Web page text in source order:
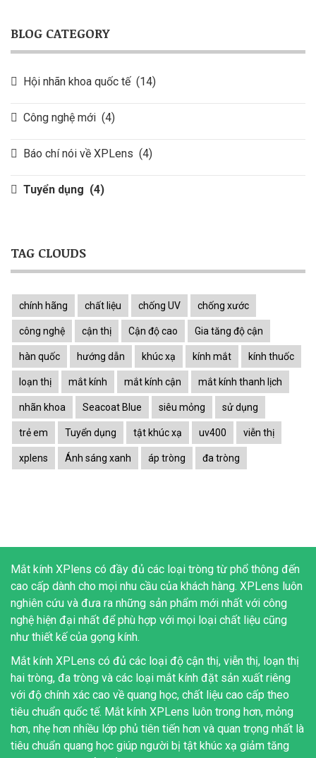
BLOG CATEGORY
Hội nhãn khoa quốc tế (14)
Công nghệ mới (4)
Báo chí nói về XPLens (4)
Tuyển dụng (4)
TAG CLOUDS
chính hãng chất liệu chống UV chống xước
công nghệ cận thị Cận độ cao Gia tăng độ cận
hàn quốc hướng dẫn khúc xạ kính mắt kính thuốc
loạn thị mắt kính mắt kính cận mắt kính thanh lịch
nhãn khoa Seacoat Blue siêu mỏng sử dụng
trẻ em Tuyển dụng tật khúc xạ uv400 viễn thị
xplens Ánh sáng xanh áp tròng đa tròng
Mắt kính XPlens có đầy đủ các loại tròng từ phổ thông đến
cao cấp dành cho mọi nhu cầu của khách hàng. XPLens luôn
nghiên cứu và đưa ra những sản phẩm mới nhất với công
nghệ hiện đại nhất để phù hợp với mọi loại chất liệu cũng
như thiết kế của gọng kính.
Mắt kính XPLens có đủ các loại độ cận thị, viễn thị, loạn thị
hai tròng, đa tròng và các loại mắt kính đặt sản xuất riêng
với độ chính xác cao về quang học, chất liệu cao cấp theo
tiêu chuẩn quốc tế. Mắt kính XPLens luôn trong hơn, mỏng
hơn, nhẹ hơn nhiều lớp phủ tiên tiến hơn và quan trọng nhất là
tiêu chuẩn quang học giúp người bị tật khúc xạ giảm tăng